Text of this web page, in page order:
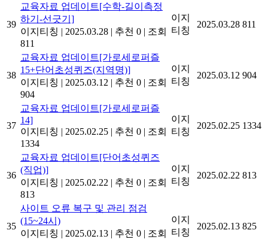
39
교육자료 업데이트[수학-길이측정
하기-선긋기]
이지티칭 | 2025.03.28 | 추천 0 | 조회
811
이지
티칭
2025.03.28 811
38
교육자료 업데이트[가로세로퍼즐
15+단어초성퀴즈(지역명)]
이지티칭 | 2025.03.12 | 추천 0 | 조회
904
이지
티칭
2025.03.12 904
37
교육자료 업데이트[가로세로퍼즐
14]
이지티칭 | 2025.02.25 | 추천 0 | 조회
1334
이지
티칭
2025.02.25 1334
36
교육자료 업데이트[단어초성퀴즈
(직업)]
이지티칭 | 2025.02.22 | 추천 0 | 조회
813
이지
티칭
2025.02.22 813
35
사이트 오류 복구 및 관리 점검
(15~24시)
이지티칭 | 2025.02.13 | 추천 0 | 조회
이지
티칭
2025.02.13 825